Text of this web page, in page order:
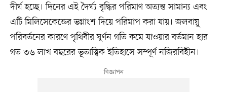
দীর্ঘ হচ্ছে। দিনের এই দৈর্ঘ্য বৃদ্ধির পরিমাণ অত্যন্ত সামান্য এবং
এটি মিলিসেকেন্ডের ভগ্নাংশ দিয়ে পরিমাপ করা যায়। জলবায়ু
পরিবর্তনের কারণে পৃথিবীর ঘূর্ণন গতি কমে যাওয়ার বর্তমান হার
গত ৩৬ লাখ বছরের ভূতাত্ত্বিক ইতিহাসে সম্পূর্ণ নজিরবিহীন।